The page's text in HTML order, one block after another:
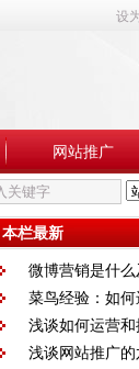
设
网站推广
本栏最新
微博营销是什么
菜鸟经验：如何
浅谈如何运营和
浅谈网站推广的